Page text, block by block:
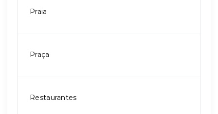
Praia
Praça
Restaurantes